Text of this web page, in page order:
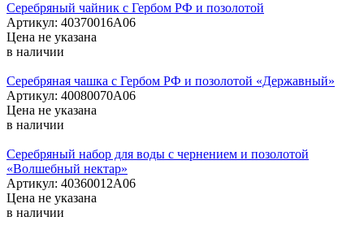
Серебряный чайник с Гербом РФ и позолотой
Артикул: 40370016А06
Цена не указана
в наличии
Серебряная чашка с Гербом РФ и позолотой «Державный»
Артикул: 40080070А06
Цена не указана
в наличии
Серебряный набор для воды с чернением и позолотой
«Волшебный нектар»
Артикул: 40360012А06
Цена не указана
в наличии